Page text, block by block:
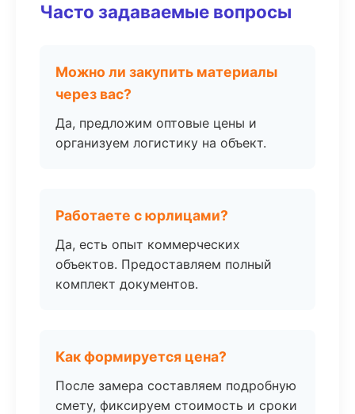
Часто задаваемые вопросы
Можно ли закупить материалы
через вас?
Да, предложим оптовые цены и
организуем логистику на объект.
Работаете с юрлицами?
Да, есть опыт коммерческих
объектов. Предоставляем полный
комплект документов.
Как формируется цена?
После замера составляем подробную
смету, фиксируем стоимость и сроки